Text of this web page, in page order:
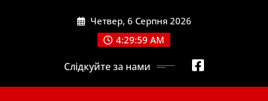
Четвер, 6 Серпня 2026
4:30:00 AM
Слідкуйте за нами